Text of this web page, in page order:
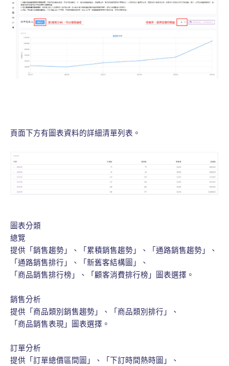
頁面下方有圖表資料的詳細清單列表。
圖表分類
總覽
提供「銷售趨勢」、「累積銷售趨勢」、「通路銷售趨勢」、
「通路銷售排行」、「新舊客結構圖」、
「商品銷售排行榜」、「顧客消費排行榜」圖表選擇。
銷售分析
提供「商品類別銷售趨勢」、「商品類別排行」、
「商品銷售表現」圖表選擇。
訂單分析
提供「訂單總價區間圖」、「下訂時間熱時圖」、